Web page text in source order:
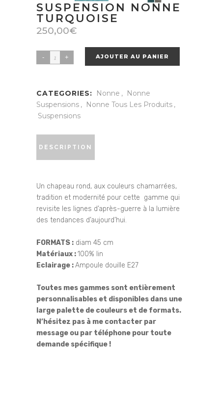
SUSPENSION NONNE
TURQUOISE
250,00€
Suspension
quantity
AJOUTER AU PANIER
CATEGORIES: Nonne , Nonne
Suspensions , Nonne Tous Les Produits ,
Suspensions
DESCRIPTION
Un chapeau rond, aux couleurs chamarrées,
tradition et modernité pour cette gamme qui
revisite les lignes d’après-guerre à la lumière
des tendances d’aujourd’hui.
FORMATS : diam 45 cm
Matériaux :100% lin
Eclairage :Ampoule douille E27
Toutes mes gammes sont entièrement
personnalisables et disponibles dans une
large palette de couleurs et de formats.
N’hésitez pas à me contacter par
message ou par téléphone pour toute
demande spécifique !